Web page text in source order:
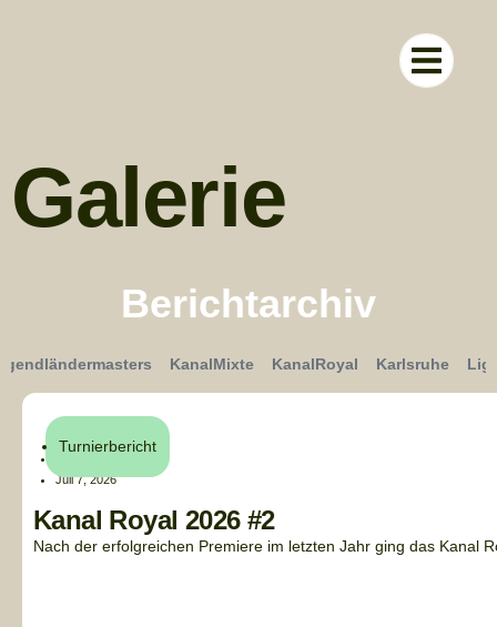
Galerie
Berichtarchiv
KanalMixte KanalRoyal Karlsruhe
Turnierbericht
Juli 7, 2026
Kanal Royal 2026 #2
Nach der erfolgreichen Premiere im letzten Jahr ging das Kanal